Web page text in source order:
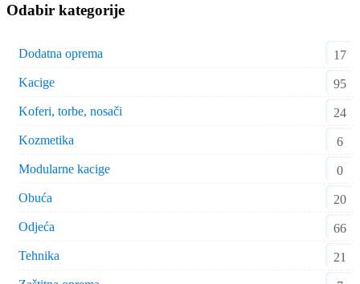
Odabir kategorije
Dodatna oprema
17
Kacige
95
Koferi, torbe, nosači
24
Kozmetika
6
Modularne kacige
0
Obuća
20
Odjeća
66
Tehnika
21